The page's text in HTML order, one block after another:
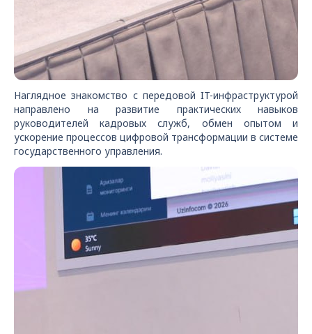
Наглядное знакомство с передовой IT-инфраструктурой
направлено на развитие практических навыков
руководителей кадровых служб, обмен опытом и
ускорение процессов цифровой трансформации в системе
государственного управления.